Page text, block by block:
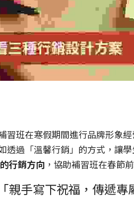
習班在寒假期間進行品牌形象
透過「溫馨行銷」的方式，讓
行銷方向 ，協助補習班在春節
手寫下祝福，傳遞專